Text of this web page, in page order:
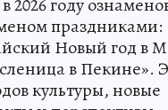
2026 году
праздниками:
Новый год в
в Пекине».
культуры, новые